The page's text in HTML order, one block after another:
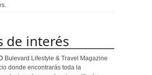
de interés
Bulevard Lifestyle & Travel Magazine
donde encontrarás toda la